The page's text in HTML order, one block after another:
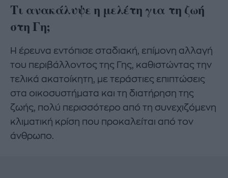
Τι ανακάλυψε η μελέτη για τη ζωή
στη Γη;
Η έρευνα εντόπισε σταδιακή, επίμονη αλλαγή
του περιβάλλοντος της Γης, καθιστώντας την
τελικά ακατοίκητη, με τεράστιες επιπτώσεις
στα οικοσυστήματα και τη διατήρηση της
ζωής, πολύ περισσότερο από τη συνεχιζόμενη
κλιματική κρίση που προκαλείται από τον
άνθρωπο.